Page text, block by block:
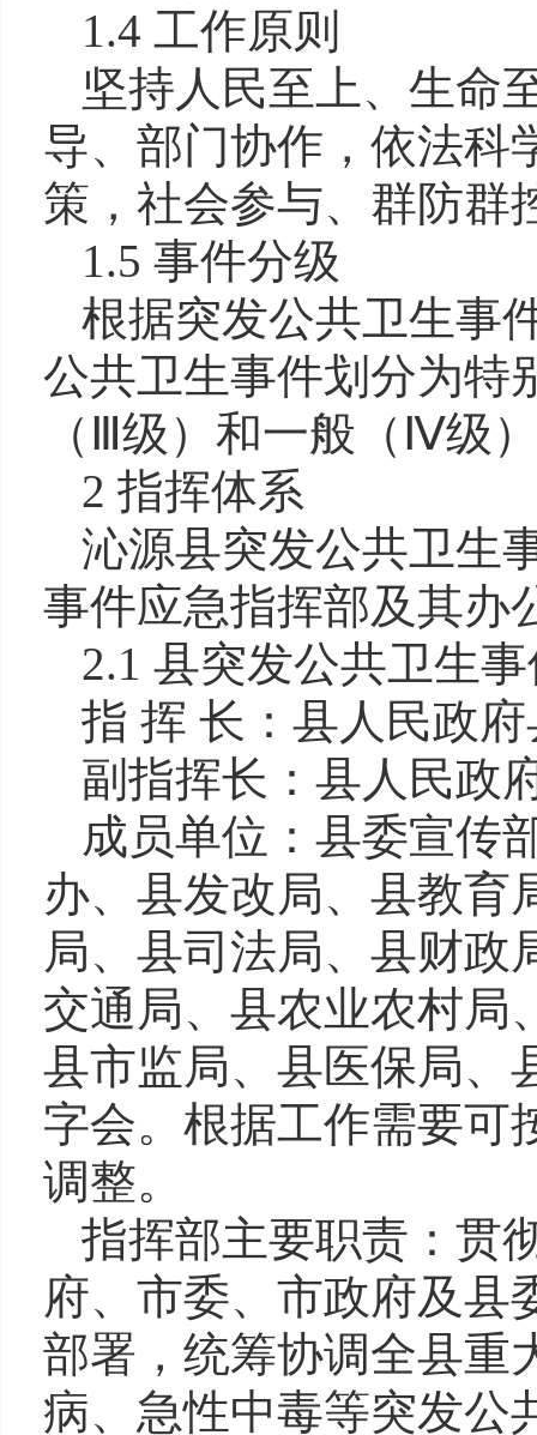
1.4 工作原则
坚持人民至上、生命
导、部门协作，依法科
策，社会参与、群防群
1.5 事件分级
根据突发公共卫生事
公共卫生事件划分为特
（Ⅲ级）和一般（Ⅳ级
2 指挥体系
沁源县突发公共卫生
事件应急指挥部及其办
2.1 县突发公共卫生
指 挥 长：县人民政
副指挥长：县人民政
成员单位：县委宣传
办、县发改局、县教育
局、县司法局、县财政
交通局、县农业农村局
县市监局、县医保局、
字会。根据工作需要可
调整。
指挥部主要职责：贯
府、市委、市政府及县
部署，统筹协调全县重
病、急性中毒等突发公